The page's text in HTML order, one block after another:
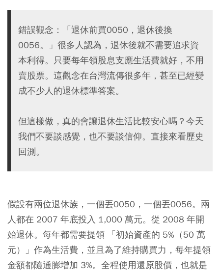
錯誤觀念：「退休前買0050，退休後換
0056。」很多人認為，退休後就不需要追求資
本利得。只要每年領股息支應生活費就好，不用
賣股票。這觀念在台灣流傳很多年，甚至已經變
成不少人的退休標準答案。
但這樣做，真的會讓退休生活比較安心嗎？今天
我們不要談感覺，也不要談信仰。直接來看歷史
回測。
假設有兩位退休族，一個丟0050 ，一個丟0056。兩
人都在 2007 年底投入 1,000 萬元。從 2008 年開
始退休。每年都需要提領 「初始資產的 5%（50 萬
元）」作為生活費，並且為了維持購買力，每年提領
金額都隨通膨增加 3%。全程使用還原股價，也就是